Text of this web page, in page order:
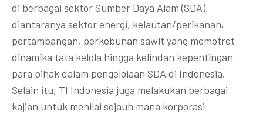
di berbagai sektor Sumber Daya Alam (SDA),
diantaranya sektor energi, kelautan/perikanan,
pertambangan, perkebunan sawit yang memotret
dinamika tata kelola hingga kelindan kepentingan
para pihak dalam pengelolaan SDA di Indonesia.
Selain itu, TI Indonesia juga melakukan berbagai
kajian untuk menilai sejauh mana korporasi